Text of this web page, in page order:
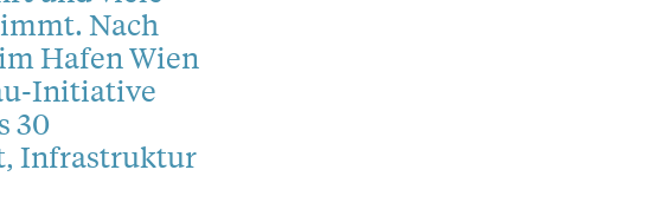
Nach
Hafen Wien
Initiative
30
Infrastruktur